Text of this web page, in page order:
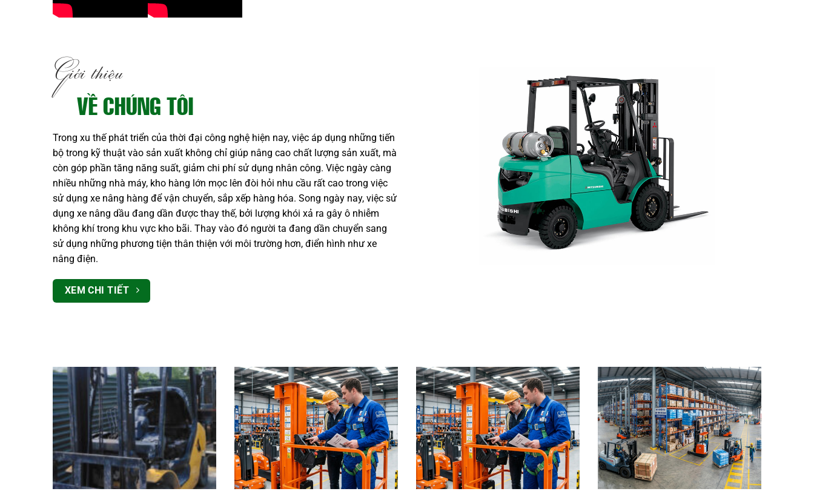
Giới thiệu
VỀ CHÚNG TÔI
Trong xu thế phát triển của thời đại công nghệ hiện nay, việc áp dụng những tiến
bộ trong kỹ thuật vào sản xuất không chỉ giúp nâng cao chất lượng sản xuất, mà
còn góp phần tăng năng suất, giảm chi phí sử dụng nhân công. Việc ngày càng
nhiều những nhà máy, kho hàng lớn mọc lên đòi hỏi nhu cầu rất cao trong việc
sử dụng xe nâng hàng để vận chuyển, sắp xếp hàng hóa. Song ngày nay, việc sử
dụng xe nâng dầu đang dần được thay thế, bởi lượng khói xả ra gây ô nhiễm
không khí trong khu vực kho bãi. Thay vào đó người ta đang dần chuyển sang
sử dụng những phương tiện thân thiện với môi trường hơn, điển hình như xe